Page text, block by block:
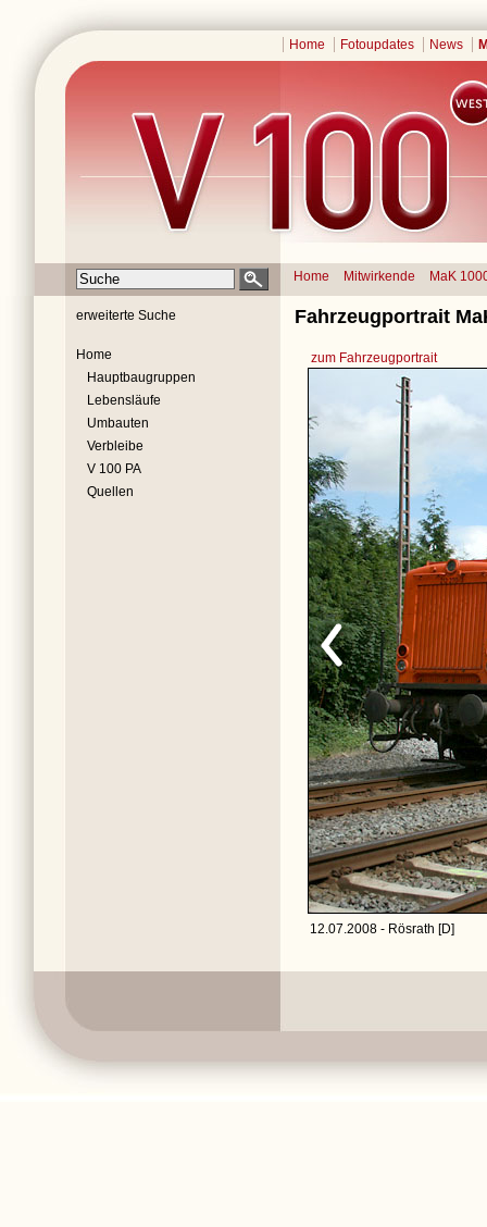
Home Fotoupdates News
Home Mitwirkende MaK
erweiterte Suche
Home
Hauptbaugruppen
Lebensläufe
Umbauten
Verbleibe
V 100 PA
Quellen
Fahrzeugportrait
zum Fahrzeugportrait
12.07.2008 - Rösrath [D]